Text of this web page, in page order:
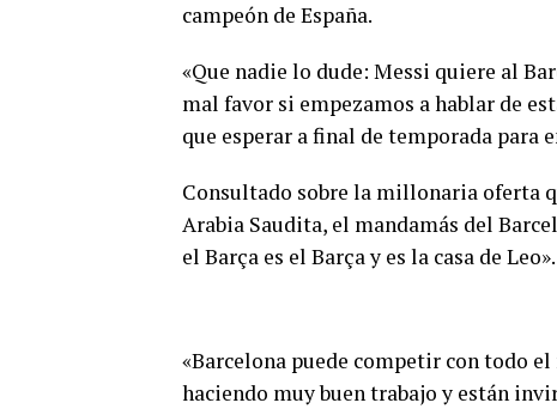
campeón de España.
«Que nadie lo dude: Messi quiere al
mal favor si empezamos a hablar de
que esperar a final de temporada para
Consultado sobre la millonaria oferta
Arabia Saudita, el mandamás del
el Barça es el Barça y es la casa de Leo».
«Barcelona puede competir con todo
haciendo muy buen trabajo y están